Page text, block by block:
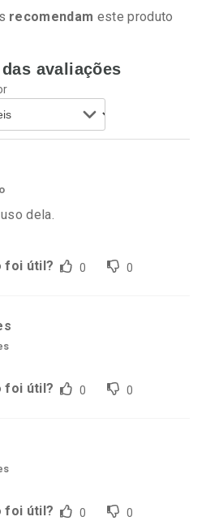
Ativar Desconto
Comprar sem Desconto
Por R$ 29,99/cada
Por R$ 29,99/cada
recomendam este produto
avaliações
dela.
foi útil? 0 0
foi útil? 0 0
foi útil? 0 0